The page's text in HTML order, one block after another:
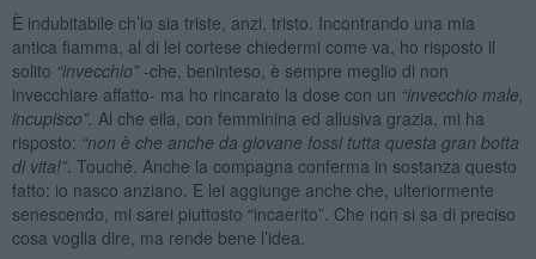
È indubitabile ch’io sia triste, anzi, tristo. Incontrando una mia
antica fiamma, al di lei cortese chiedermi come va, ho risposto il
solito “invecchio”-che, beninteso, è sempre meglio di non
invecchiare affatto- ma ho rincarato la dose con un “invecchio male,
incupisco”. Al che ella, con femminina ed allusiva grazia, mi ha
risposto: “non è che anche da giovane fossi tutta questa gran botta
di vita!”. Touché. Anche la compagna conferma in sostanza questo
fatto: io nasco anziano. E lei aggiunge anche che, ulteriormente
senescendo, mi sarei piuttosto “incaerito”. Che non si sa di preciso
cosa voglia dire, ma rende bene l’idea.